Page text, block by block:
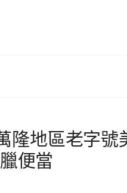
隆地區老字
便當